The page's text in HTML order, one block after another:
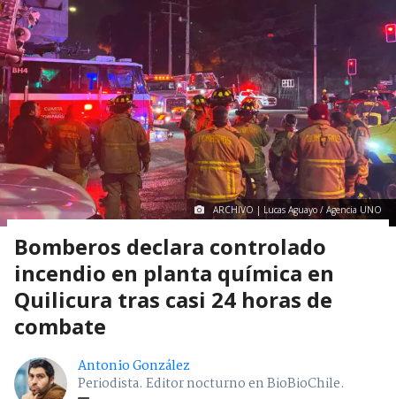
ARCHIVO | Lucas Aguayo / Agencia UNO
Bomberos declara controlado
incendio en planta química en
Quilicura tras casi 24 horas de
combate
Antonio González
Periodista. Editor nocturno en BioBioChile.